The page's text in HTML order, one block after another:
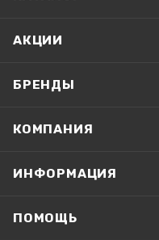
АКЦИИ
БРЕНДЫ
КОМПАНИЯ
ИНФОРМАЦИЯ
ПОМОЩЬ